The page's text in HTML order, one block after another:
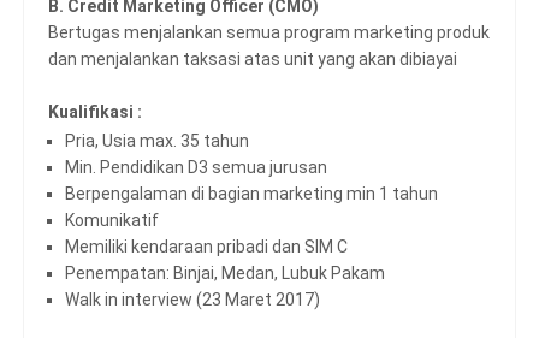
B. Credit Marketing Officer (CMO)
Bertugas menjalankan semua program marketing produk
dan menjalankan taksasi atas unit yang akan dibiayai
Kualifikasi :
Pria, Usia max. 35 tahun
Min. Pendidikan D3 semua jurusan
Berpengalaman di bagian marketing min 1 tahun
Komunikatif
Memiliki kendaraan pribadi dan SIM C
Penempatan: Binjai, Medan, Lubuk Pakam
Walk in interview (23 Maret 2017)